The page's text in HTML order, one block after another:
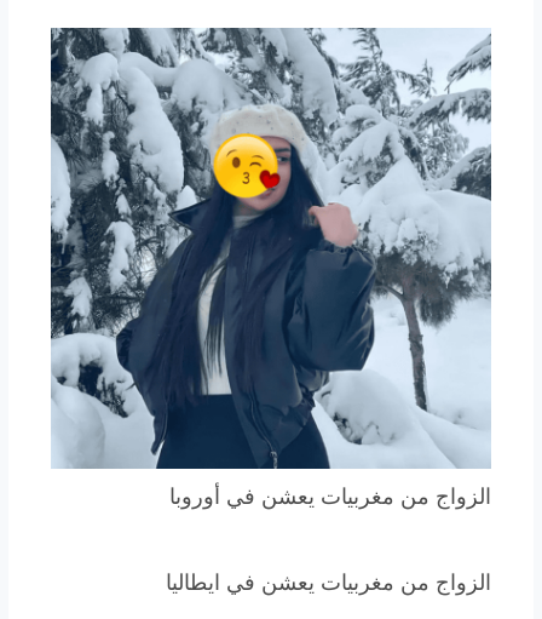
الزواج من مغربيات يعشن في أوروبا
الزواج من مغربيات يعشن في ايطاليا